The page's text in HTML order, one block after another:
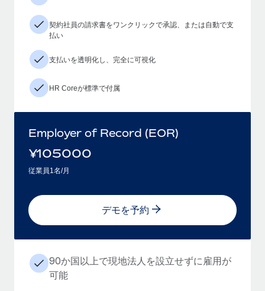
契約社員の請求書をワンクリックで承認、または自動で支
払い
支払いを透明化し、完全に可視化
HR Coreが標準で付属
Employer of Record (EOR)
¥105000
従業員1名/月
デモを予約
90か国以上で現地法人を設立せずに雇用が
可能